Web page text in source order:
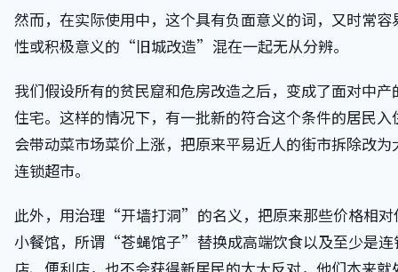
然而，在实际使用中，这个具有负面意义的词，又时常容
性或积极意义的“旧城改造”混在一起无从分辨。
我们假设所有的贫民窟和危房改造之后，变成了面对中产
住宅。这样的情况下，有一批新的符合这个条件的居民入
会带动菜市场菜价上涨，把原来平易近人的街市拆除改为
连锁超市。
此外，用治理“开墙打洞”的名义，把原来那些价格相对
小餐馆，所谓“苍蝇馆子”替换成高端饮食以及至少是连